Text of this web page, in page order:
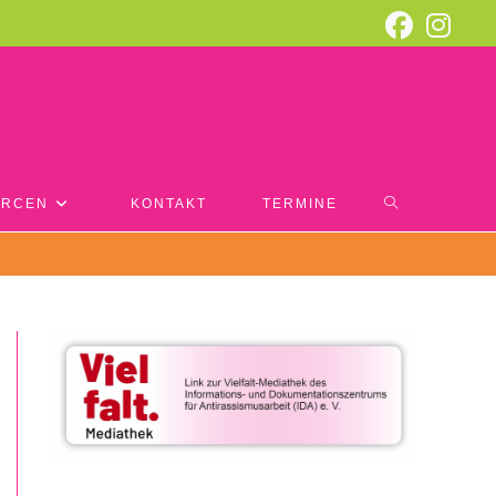
KONTAKT TERMINE
WEBSITE-
SUCHE